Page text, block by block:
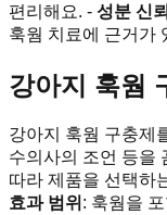
편리해요. - 성분 신
훅웜 치료에 근거가
강아지 훅웜
강아지 훅웜 구충제
수의사의 조언 등을
따라 제품을 선택하
효과 범위 : 훅웜을